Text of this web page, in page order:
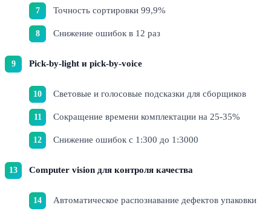
Точность сортировки 99,9%
Снижение ошибок в 12 раз
Pick-by-light и pick-by-voice
Световые и голосовые подсказки для сборщиков
Сокращение времени комплектации на 25-35%
Снижение ошибок с 1:300 до 1:3000
Computer vision для контроля качества
Автоматическое распознавание дефектов упаковки